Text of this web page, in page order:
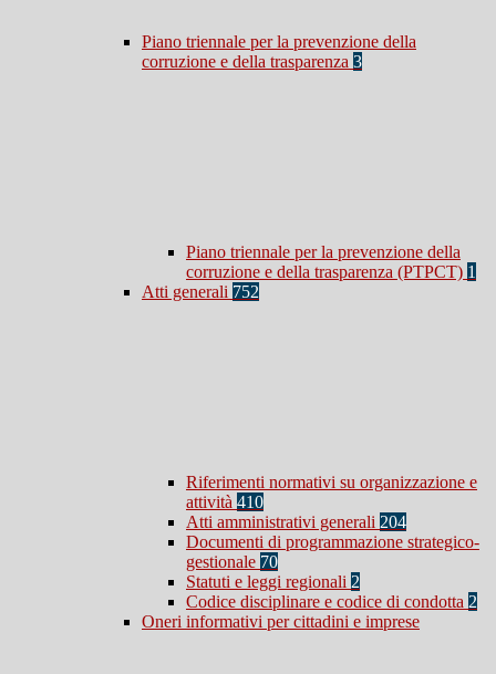
Piano triennale per la prevenzione della
corruzione e della trasparenza 3
Piano triennale per la prevenzione della
corruzione e della trasparenza (PTPCT) 1
Atti generali 752
Riferimenti normativi su organizzazione e
attività 410
Atti amministrativi generali 204
Documenti di programmazione strategico-
gestionale 70
Statuti e leggi regionali 2
Codice disciplinare e codice di condotta 2
Oneri informativi per cittadini e imprese